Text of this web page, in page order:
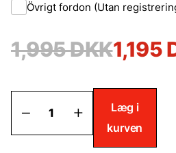
Övrigt fordon (Utan
1,995DKK1,195
Billak
metallisk
Læg i
kurven